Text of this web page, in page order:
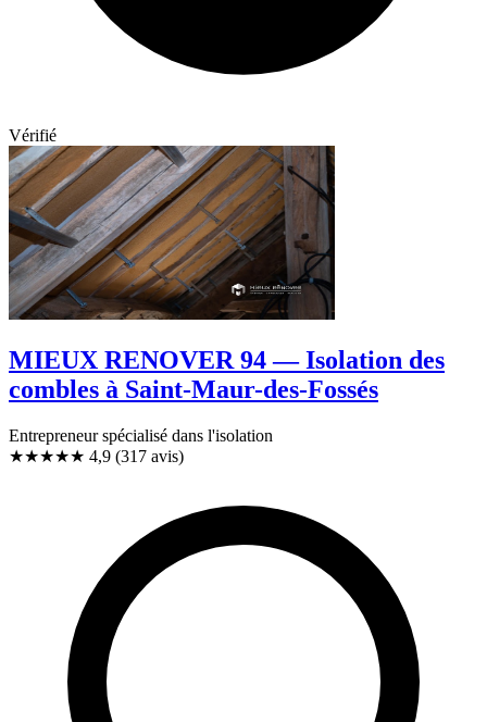
Vérifié
MIEUX RENOVER 94 — Isolation des
combles à Saint-Maur-des-Fossés
Entrepreneur spécialisé dans l'isolation
★★★★★ 4,9 (317 avis)